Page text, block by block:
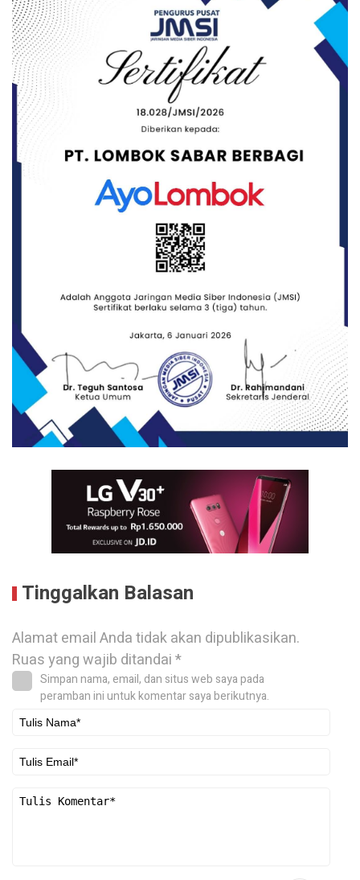
Tinggalkan Balasan
Alamat email Anda tidak akan dipublikasikan.
Ruas yang wajib ditandai*
Simpan nama, email, dan situs web saya pada
peramban ini untuk komentar saya berikutnya.